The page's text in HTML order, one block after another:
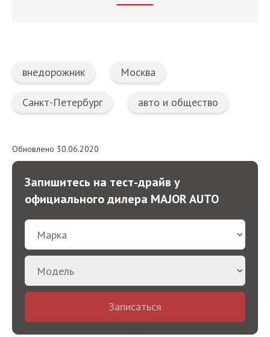
внедорожник Москва
Санкт-Петербург авто и общество
Обновлено 30.06.2020
Запишитесь на тест-драйв у
официального дилера MAJOR AUTO
Записаться